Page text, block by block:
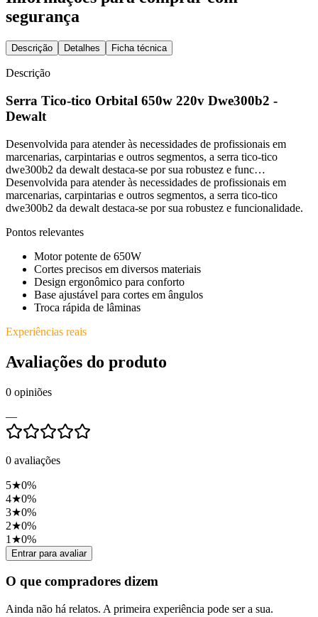
segurança
Descrição Detalhes Ficha técnica
Descrição
Serra Tico-tico Orbital 650w 220v Dwe300b2 -
Dewalt
Desenvolvida para atender às necessidades de profissionais em
marcenarias, carpintarias e outros segmentos, a serra tico-tico
dwe300b2 da dewalt destaca-se por sua robustez e func…
Desenvolvida para atender às necessidades de profissionais em
marcenarias, carpintarias e outros segmentos, a serra tico-tico
dwe300b2 da dewalt destaca-se por sua robustez e funcionalidade.
Pontos relevantes
Motor potente de 650W
Cortes precisos em diversos materiais
Design ergonômico para conforto
Base ajustável para cortes em ângulos
Troca rápida de lâminas
Experiências reais
Avaliações do produto
0 opiniões
—
0 avaliações
5★0%
4★0%
3★0%
2★0%
1 ★0%
Entrar para avaliar
O que compradores dizem
Ainda não há relatos. A primeira experiência pode ser a sua.